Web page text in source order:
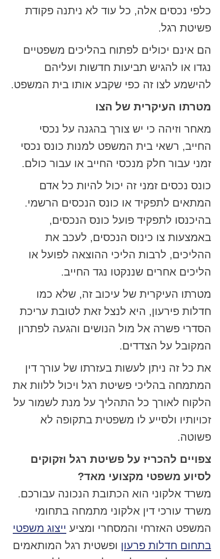
כלפי נכסים אלה, כל עוד לא ניתנה פקודת
פשיטת רגל.
הם אינם יכולים לפתוח בהליכים משפטיים
נגדו או להגיש תביעות חדשות ועליהם
להישמע לצו זה כפי שקבע אותו בית המשפט.
מטרתו העיקרית של הצו
מאחר וזיהה כי יש צורך בהגנה על נכסי
החייב, רשאי בית המשפט למנות כונס נכסי
זמני עבור חלק מנכסי החייב או עבור כולם.
כונס נכסים זמני זה יכול להיות כל אדם
המתאים לתפקיד או כונס הנכסים הרשמי.
בהיכנסו לתפקיד פועל כונס הנכסים,
באמצעות צו כינוס הנכסים, לעכב את
ההליכים, לרבות הליכי ההוצאה לפועל או
הליכים אחרים שננקטו נגד החייב.
מטרתו העיקרית של עיכוב זה, שלא כמו
חדלות פירעון, היא לנצל זאת לטובת עריכת
הסדרי פשרה אל מול הנושים והגעה לפתרון
המקובל על הצדדים.
את כל זה ניתן לעשות בעזרתו של עורך דין
המתמחה בהליכי פשיטת רגל ויכול ללוות את
הלקוח לאורך כל התהליך על מנת לשמור על
זכויותיו ולסייע לו משפטית בתקופה לא
פשוטה.
צפויים להכריז על פשיטת רגל וזקוקים
לסיוע משפטי מקצועי מאד?
משרד אלקוני הוא הכתובת הנכונה עבורכם.
משרד עורכי דין אלקוני מתמחה בתחומי
המשפט האזרחי והמסחרי ומציע ייצוג משפטי
בתחום חדלות פרעון ופשטית רגל המותאמים